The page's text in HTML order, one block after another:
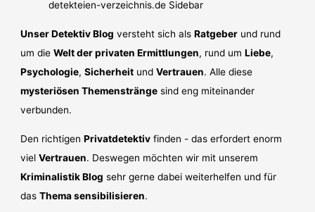
Unser Detektiv Blog versteht sich alsRatgeber und rund
um dieWelt der privaten Ermittlungen, rund umLiebe,
Psychologie,Sicherheit undVertrauen. Alle diese
mysteriösen Themenstränge sind eng miteinander
verbunden.
Den richtigenPrivatdetektiv finden - das erfordert enorm
vielVertrauen. Deswegen möchten wir mit unserem
Kriminalistik Blog sehr gerne dabei weiterhelfen und für
dasThema sensibilisieren.